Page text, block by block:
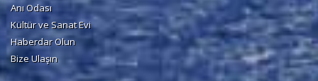
Anı Odası
Kültür ve Sanat Evi
Haberdar Olun
Bize Ulaşın